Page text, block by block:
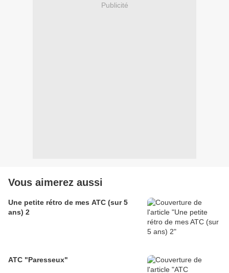
Publicité
Vous aimerez aussi
Une petite rétro de mes ATC (sur 5
ans) 2
ATC "Paresseux"